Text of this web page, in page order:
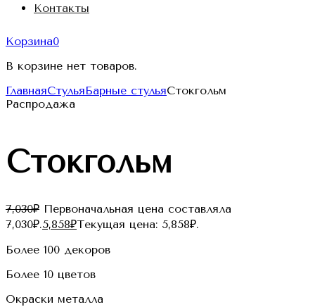
Контакты
Корзина0
В корзине нет товаров.
ГлавнаяСтульяБарные стульяСтокгольм
Распродажа
Стокгольм
7,030₽ Первоначальная цена составляла
7,030₽.5,858₽Текущая цена: 5,858₽.
Более 100 декоров
Более 10 цветов
Окраски металла